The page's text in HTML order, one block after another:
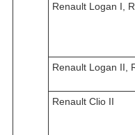
Renault Logan I,
Renault Logan II,
Renault Clio II